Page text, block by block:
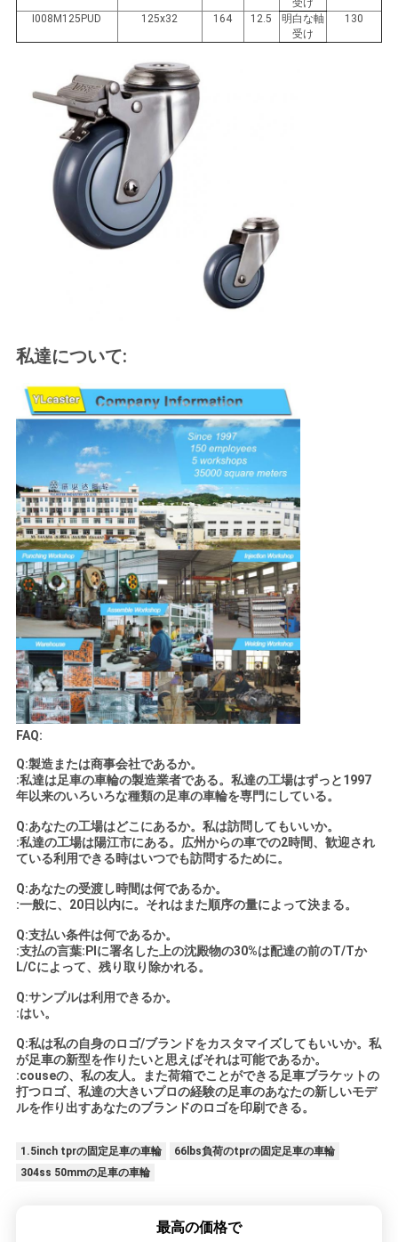
受け
I008M125PUD
125x32 164 12.5
明白な軸
受け
130
私達について:
FAQ:
Q:製造または商事会社であるか。
:私達は足車の車輪の製造業者である。私達の工場はずっと1997
年以来のいろいろな種類の足車の車輪を専門にしている。
Q:あなたの工場はどこにあるか。私は訪問してもいいか。
:私達の工場は陽江市にある。広州からの車での2時間、歓迎され
ている利用できる時はいつでも訪問するために。
Q:あなたの受渡し時間は何であるか。
:一般に、20日以内に。それはまた順序の量によって決まる。
Q:支払い条件は何であるか。
:支払の言葉:PIに署名した上の沈殿物の30%は配達の前のT/Tか
L/Cによって、残り取り除かれる。
Q:サンプルは利用できるか。
:はい。
Q:私は私の自身のロゴ/ブランドをカスタマイズしてもいいか。私
が足車の新型を作りたいと思えばそれは可能であるか。
:couseの、私の友人。また荷箱でことができる足車ブラケットの
打つロゴ、私達の大きいプロの経験の足車のあなたの新しいモデ
ルを作り出すあなたのブランドのロゴを印刷できる。
1.5inch tprの固定足車の車輪
66lbs負荷のtprの固定足車の車輪
304ss 50mmの足車の車輪
最高の価格で